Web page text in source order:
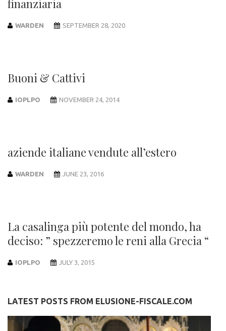
finanziaria
WARDEN SEPTEMBER 28, 2020
Buoni & Cattivi
IOPLPO NOVEMBER 24, 2014
aziende italiane vendute all’estero
WARDEN JUNE 23, 2016
La casalinga più potente del mondo, ha
deciso: ” spezzeremo le reni alla Grecia “
IOPLPO JULY 3, 2015
LATEST POSTS FROM ELUSIONE-FISCALE.COM